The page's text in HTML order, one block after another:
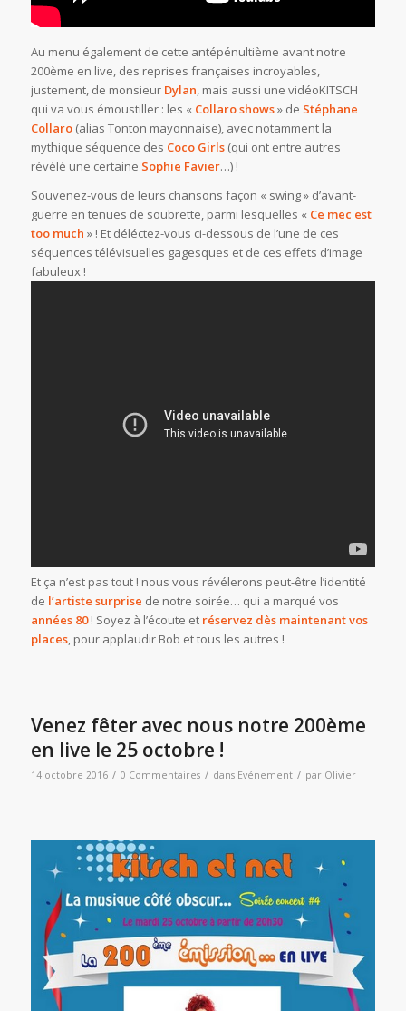
Au menu également de cette antépénultième avant notre
200ème en live, des reprises françaises incroyables,
justement, de monsieur Dylan, mais aussi une vidéoKITSCH
qui va vous émoustiller : les « Collaro shows» de Stéphane
Collaro(alias Tonton mayonnaise), avec notamment la
mythique séquence des Coco Girls(qui ont entre autres
révélé une certaine Sophie Favier…) !
Souvenez-vous de leurs chansons façon « swing » d’avant-
guerre en tenues de soubrette, parmi lesquelles « Ce mec est
too much » ! Et déléctez-vous ci-dessous de l’une de ces
séquences télévisuelles gagesques et de ces effets d’image
fabuleux !
Et ça n’est pas tout ! nous vous révélerons peut-être l’identité
de l’artiste surprise de notre soirée… qui a marqué vos
années 80! Soyez à l’écoute et réservez dès maintenant vos
places, pour applaudir Bob et tous les autres !
Venez fêter avec nous notre 200ème
en live le 25 octobre !
14 octobre 2016 / 0 Commentaires / dans Evénement / par Olivier